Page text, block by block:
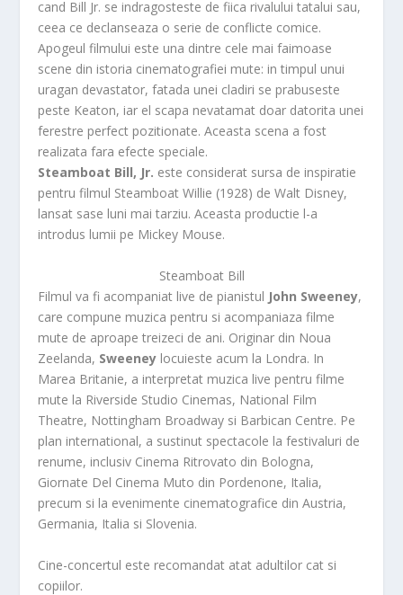
cand Bill Jr. se indragosteste de fiica rivalului tatalui sau,
ceea ce declanseaza o serie de conflicte comice.
Apogeul filmului este una dintre cele mai faimoase
scene din istoria cinematografiei mute: in timpul unui
uragan devastator, fatada unei cladiri se prabuseste
peste Keaton, iar el scapa nevatamat doar datorita unei
ferestre perfect pozitionate. Aceasta scena a fost
realizata fara efecte speciale.
Steamboat Bill, Jr. este considerat sursa de inspiratie
pentru filmul Steamboat Willie (1928) de Walt Disney,
lansat sase luni mai tarziu. Aceasta productie l-a
introdus lumii pe Mickey Mouse.
Steamboat Bill
Filmul va fi acompaniat live de pianistul John Sweeney,
care compune muzica pentru si acompaniaza filme
mute de aproape treizeci de ani. Originar din Noua
Zeelanda, Sweeney locuieste acum la Londra. In
Marea Britanie, a interpretat muzica live pentru filme
mute la Riverside Studio Cinemas, National Film
Theatre, Nottingham Broadway si Barbican Centre. Pe
plan international, a sustinut spectacole la festivaluri de
renume, inclusiv Cinema Ritrovato din Bologna,
Giornate Del Cinema Muto din Pordenone, Italia,
precum si la evenimente cinematografice din Austria,
Germania, Italia si Slovenia.
Cine-concertul este recomandat atat adultilor cat si
copiilor.